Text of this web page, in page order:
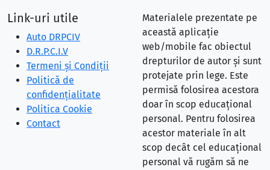
Link-uri utile
Auto DRPCIV
D.R.P.C.I.V
Termeni și Condiții
Politică de
confidențialitate
Politica Cookie
Contact
Materialele prezentate pe
această aplicație
web/mobile fac obiectul
drepturilor de autor și sunt
protejate prin lege. Este
permisă folosirea acestora
doar în scop educațional
personal. Pentru folosirea
acestor materiale în alt
scop decât cel educațional
personal vă rugăm să ne